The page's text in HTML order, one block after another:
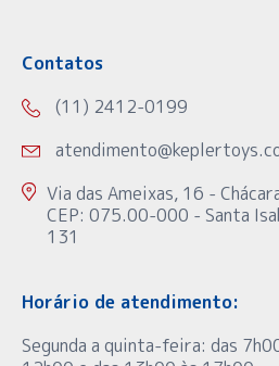
Contatos
(11) 2412-0199
Via das Ameixas, 16 -
CEP: 075.00-000 - Santa
131
Horário de atendimento:
Segunda a quinta-feira: das